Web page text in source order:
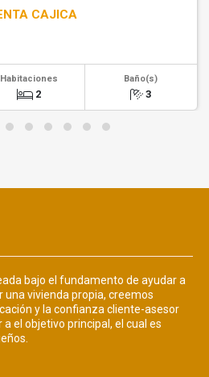
CAJICA
Habitaciones
2
Baño(s)
3
bajo el fundamento de ayudar a
vivienda propia, creemos
y la confianza cliente-asesor
el objetivo principal, el cual es